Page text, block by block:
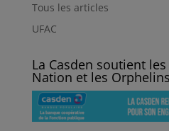
Tous les articles
UFAC
La Casden soutient
Nation et les